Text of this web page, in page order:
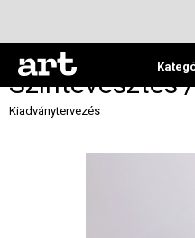
Színtévesztés
Kiadványtervezés